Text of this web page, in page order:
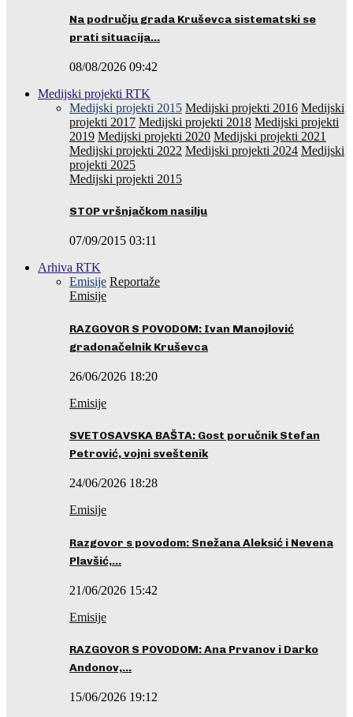
Na području grada Kruševca sistematski se
prati situacija…
08/08/2026 09:42
Medijski projekti RTK
Medijski projekti 2015 Medijski projekti 2016 Medijski
projekti 2017 Medijski projekti 2018 Medijski projekti
2019 Medijski projekti 2020 Medijski projekti 2021
Medijski projekti 2022 Medijski projekti 2024 Medijski
projekti 2025
Medijski projekti 2015
STOP vršnjačkom nasilju
07/09/2015 03:11
Arhiva RTK
Emisije Reportaže
Emisije
RAZGOVOR S POVODOM: Ivan Manojlović
gradonačelnik Kruševca
26/06/2026 18:20
Emisije
SVETOSAVSKA BAŠTA: Gost poručnik Stefan
Petrović, vojni sveštenik
24/06/2026 18:28
Emisije
Razgovor s povodom: Snežana Aleksić i Nevena
Plavšić,…
21/06/2026 15:42
Emisije
RAZGOVOR S POVODOM: Ana Prvanov i Darko
Andonov,…
15/06/2026 19:12